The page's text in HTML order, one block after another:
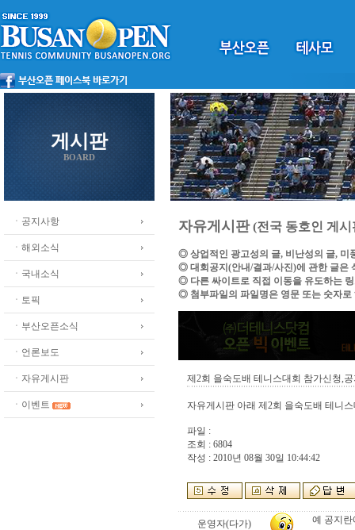
게시판
BOARD
ㆍ공지사항
ㆍ해외소식
ㆍ국내소식
ㆍ토픽
ㆍ부산오픈소식
ㆍ언론보도
ㆍ자유게시판
ㆍ이벤트
자유게시판(전국 동호인 게시
◎ 상업적인 광고성의 글, 비난성의 글, 미
◎ 대회공지(안내/결과/사진)에 관한 글은
◎ 다른 싸이트로 직접 이동을 유도하는
◎ 첨부파일의 파일명은 영문 또는 숫자로
제2회 을숙도배 테니스대회 참가신청,
자유게시판 아래 제2회 을숙도배 테니
파일 :
조회 : 6804
작성 : 2010년 08월 30일 10:44:42
운영자(다가) 예 공지